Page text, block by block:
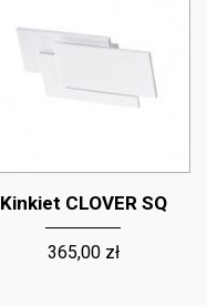
Kinkiet CLOVER SQ
365,00 zł